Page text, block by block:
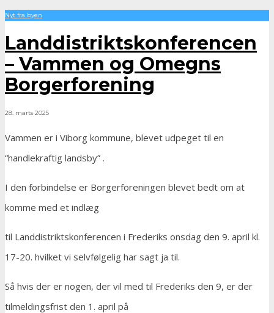
Nyt fra byen
Landdistriktskonferencen
– Vammen og Omegns
Borgerforening
28. marts 2025
Vammen er i Viborg kommune, blevet udpeget til en
“handlekraftig landsby” .
I den forbindelse er Borgerforeningen blevet bedt om at
komme med et indlæg
til Landdistriktskonferencen i Frederiks onsdag den 9. april kl.
17-20. hvilket vi selvfølgelig har sagt ja til.
Så hvis der er nogen, der vil med til Frederiks den 9, er der
tilmeldingsfrist den 1. april på